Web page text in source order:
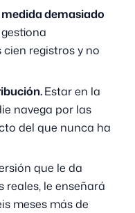
demasiado
registros y no
Estar en la
navega por las
del que nunca ha
que le da
reales, le enseñará
meses más de